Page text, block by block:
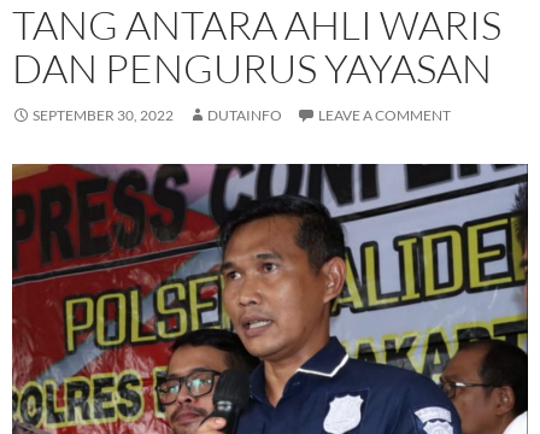
TANG ANTARA AHLI WARIS
DAN PENGURUS YAYASAN
SEPTEMBER 30, 2022 DUTAINFO LEAVE A COMMENT